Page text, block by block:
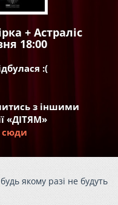
+ Астраліс
18:00
:(
з іншими
«ДІТЯМ»
сюди
якому разі не будуть